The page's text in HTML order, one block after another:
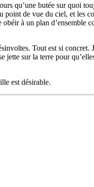
qu’une butée sur quoi
de vue du ciel, et les
à un plan d’ensemble
Tout est si
sur la terre pour
est désirable.